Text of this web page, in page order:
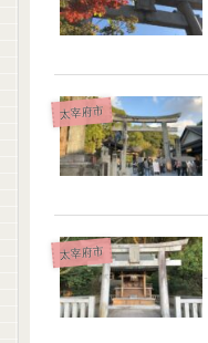
太宰府市
太宰府市